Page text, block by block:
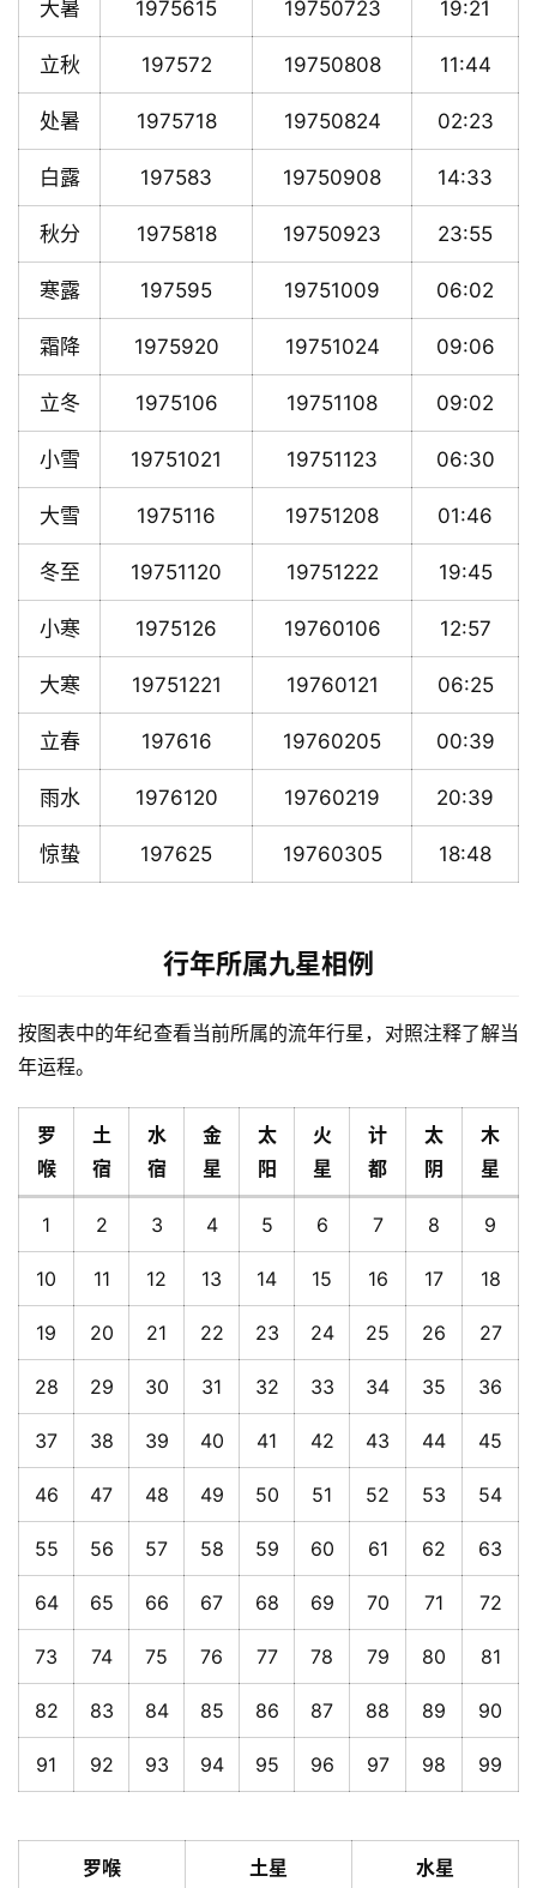
大暑 1975615 19750723 19:21
立秋 197572 19750808 11:44
处暑 1975718 19750824 02:23
白露 197583 19750908 14:33
秋分 1975818 19750923 23:55
寒露 197595 19751009 06:02
霜降 1975920 19751024 09:06
立冬 1975106 19751108 09:02
小雪 19751021 19751123 06:30
大雪 1975116 19751208 01:46
冬至 19751120 19751222 19:45
小寒 1975126 19760106 12:57
大寒 19751221 19760121 06:25
立春 197616 19760205 00:39
雨水 1976120 19760219 20:39
惊蛰 197625 19760305 18:48
行年所属九星相例
按图表中的年纪查看当前所属的流年行星，对照注释了解当
年运程。
罗
喉
土
宿
水
宿
金
星
太
阳
火
星
计
都
太
阴
木
星
1 2 3 4 5 6 7 8 9
10 11 12 13 14 15 16 17 18
19 20 21 22 23 24 25 26 27
28 29 30 31 32 33 34 35 36
37 38 39 40 41 42 43 44 45
46 47 48 49 50 51 52 53 54
55 56 57 58 59 60 61 62 63
64 65 66 67 68 69 70 71 72
73 74 75 76 77 78 79 80 81
82 83 84 85 86 87 88 89 90
91 92 93 94 95 96 97 98 99
罗喉 土星 水星